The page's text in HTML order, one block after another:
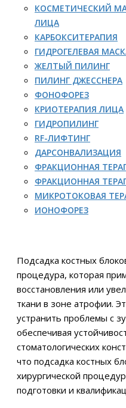
КОСМЕТИЧЕСКИЙ
ЛИЦА
КАРБОКСИТЕРАПИЯ
ГИДРОГЕЛЕВАЯ
ЖЕЛТЫЙ ПИЛИНГ
ПИЛИНГ ДЖЕССНЕРА
ФОНОФОРЕЗ
КРИОТЕРАПИЯ ЛИЦА
ГИДРОПИЛИНГ
RF-ЛИФТИНГ
ДАРСОНВАЛИЗАЦИЯ
ФРАКЦИОННАЯ
ФРАКЦИОННАЯ
МИКРОТОКОВАЯ
ИОНОФОРЕЗ
Подсадка костных
процедура, которая
восстановления или
ткани в зоне атрофии.
устранить проблемы с
обеспечивая
стоматологических
что подсадка костных
хирургической
подготовки и